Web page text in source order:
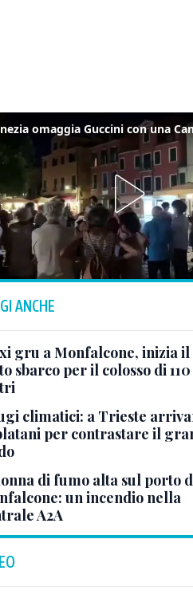
ANCHE
gru a Monfalcone, inizia il
sbarco per il colosso di 110
climatici: a Trieste
per contrastare il
di fumo alta sul porto
un incendio nella
A2A